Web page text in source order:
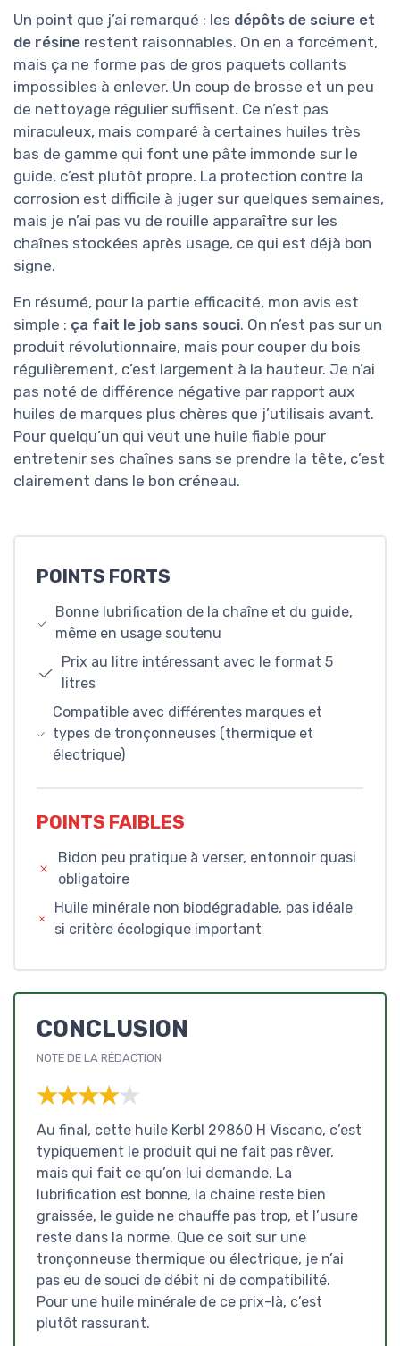
Un point que j’ai remarqué : les dépôts de sciure et
de résine restent raisonnables. On en a forcément,
mais ça ne forme pas de gros paquets collants
impossibles à enlever. Un coup de brosse et un peu
de nettoyage régulier suffisent. Ce n’est pas
miraculeux, mais comparé à certaines huiles très
bas de gamme qui font une pâte immonde sur le
guide, c’est plutôt propre. La protection contre la
corrosion est difficile à juger sur quelques semaines,
mais je n’ai pas vu de rouille apparaître sur les
chaînes stockées après usage, ce qui est déjà bon
signe.
En résumé, pour la partie efficacité, mon avis est
simple : ça fait le job sans souci. On n’est pas sur un
produit révolutionnaire, mais pour couper du bois
régulièrement, c’est largement à la hauteur. Je n’ai
pas noté de différence négative par rapport aux
huiles de marques plus chères que j’utilisais avant.
Pour quelqu’un qui veut une huile fiable pour
entretenir ses chaînes sans se prendre la tête, c’est
clairement dans le bon créneau.
POINTS FORTS
Bonne lubrification de la chaîne et du guide,
même en usage soutenu
Prix au litre intéressant avec le format 5
litres
Compatible avec différentes marques et
types de tronçonneuses (thermique et
électrique)
POINTS FAIBLES
Bidon peu pratique à verser, entonnoir quasi
obligatoire
Huile minérale non biodégradable, pas idéale
si critère écologique important
CONCLUSION
NOTE DE LA RÉDACTION
★★★★★
★★★★★
Au final, cette huile Kerbl 29860 H Viscano, c’est
typiquement le produit qui ne fait pas rêver,
mais qui fait ce qu’on lui demande. La
lubrification est bonne, la chaîne reste bien
graissée, le guide ne chauffe pas trop, et l’usure
reste dans la norme. Que ce soit sur une
tronçonneuse thermique ou électrique, je n’ai
pas eu de souci de débit ni de compatibilité.
Pour une huile minérale de ce prix-là, c’est
plutôt rassurant.